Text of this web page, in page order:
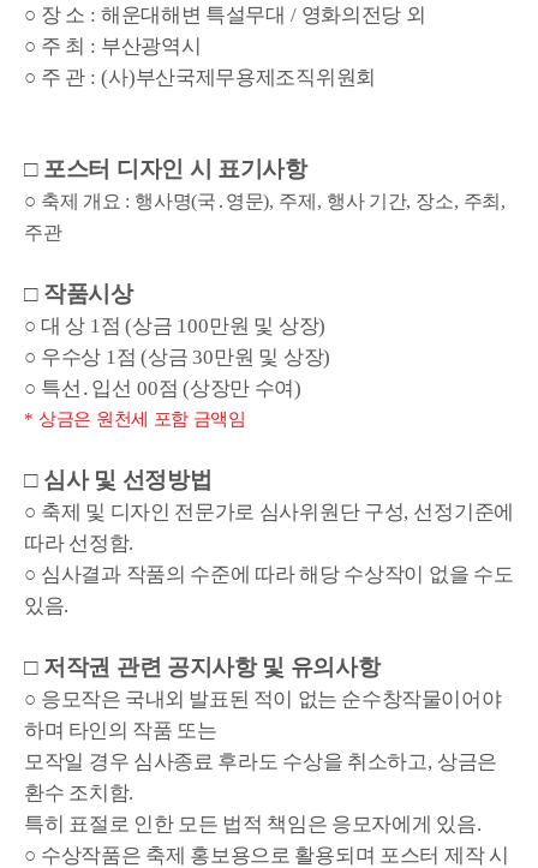
○ 장 소 : 해운대해변 특설무대 / 영화의전당 외
○ 주 최 : 부산광역시
○ 주 관 : (사)부산국제무용제조직위원회
□ 포스터 디자인 시 표기사항
○ 축제 개요 : 행사명(국 ․ 영문), 주제 , 행사 기간, 장소, 주최 ,
주관
□ 작품시상
○ 대 상 1점(상금 100만원 및 상장)
○ 우수상 1점(상금30만원 및 상장)
○ 특선 ․ 입선 00점 (상장만 수여)
* 상금은 원천세 포함 금액임
□ 심사 및 선정방법
○ 축제 및 디자인 전문가로 심사위원단 구성, 선정기준에
따라 선정함.
○ 심사결과 작품의 수준에 따라 해당 수상작이 없을 수도
있음.
□ 저작권 관련 공지사항 및 유의사항
○ 응모작은 국내외 발표된 적이 없는 순수창작물이어야
하며 타인의 작품 또는
모작일 경우 심사종료 후라도 수상을 취소하고, 상금은
환수 조치함.
특히 표절로 인한 모든 법적 책임은 응모자에게 있음.
○ 수상작품은 축제 홍보용으로 활용되며 포스터 제작 시